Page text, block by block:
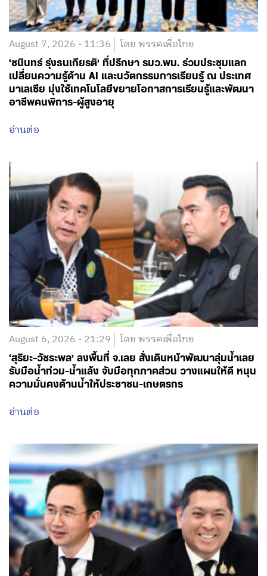
August 7, 2026 - 11:36 โดย พรรคเพื่อไทย
‘ชนินทร์ รุ่งธนเกียรติ’ ที่ปรึกษา รมว.พม. ร่วมประชุมแลก
เปลี่ยนความรู้ด้าน AI และนวัตกรรมการเรียนรู้ ณ ประเทศ
มาเลเซีย มุ่งใช้เทคโนโลยีขยายโอกาสการเรียนรู้และพัฒนา
อาชีพคนพิการ-ผู้สูงอายุ
อ่านต่อ
August 6, 2026 - 21:29 โดย พรรคเพื่อไทย
‘สุริยะ-วัชระพล’ ลงพื้นที่ จ.เลย สั่งเดินหน้าพัฒนาลุ่มน้ำเลย
รับมือน้ำท่วม-น้ำแล้ง จับมือทุกภาคส่วน วางแผนให้ดี หนุน
ความมั่นคงด้านน้ำให้ประชาชน-เกษตรกร
อ่านต่อ